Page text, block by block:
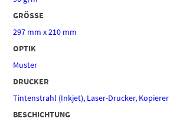
GRÖSSE
297 mm x 210 mm
OPTIK
Muster
DRUCKER
Tintenstrahl (Inkjet), Laser-Drucker, Kopierer
BESCHICHTUNG